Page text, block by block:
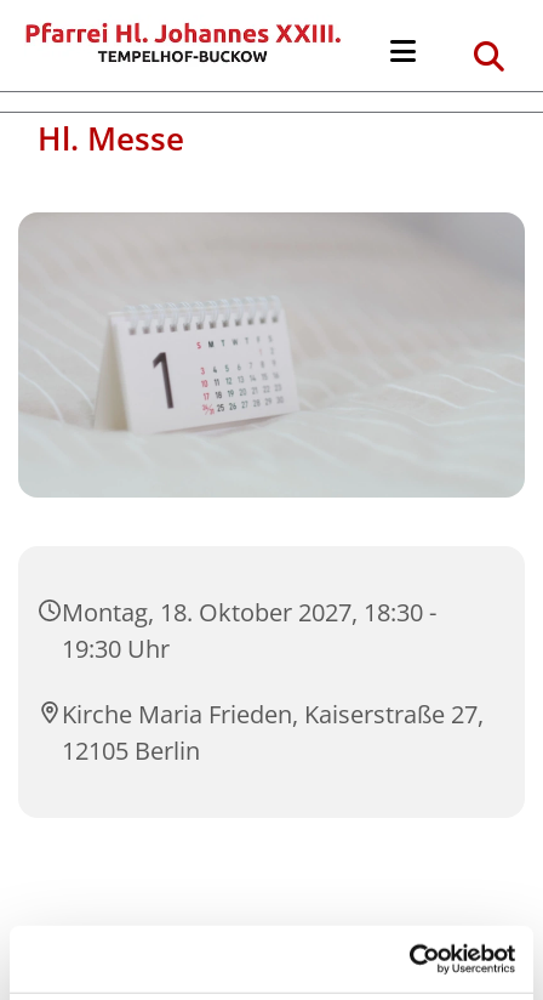
Hl. Messe
Montag, 18. Oktober 2027, 18:30 -
19:30 Uhr
Kirche Maria Frieden, Kaiserstraße 27,
12105 Berlin